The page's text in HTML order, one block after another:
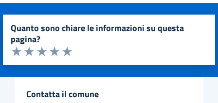
quanto sono chiare le informazioni su questa
pagina?
Valuta da 1 a 5 stelle la pagina
Valuta 5 stelle su 5
Valuta 4 stelle su 5
Valuta 3 stelle su 5
Valuta 2 stelle su 5
Valuta 1 stelle su 5
contatta il comune